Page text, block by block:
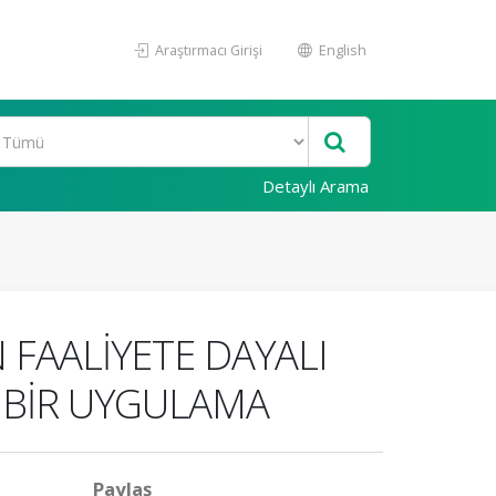
Araştırmacı Girişi English
Detaylı Arama
DAYALI
UYGULAMA
Paylaş